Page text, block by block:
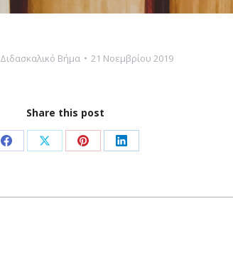
Διδασκαλικό Βήμα 21 Νοεμβρίου 2019
Share this post
Share
Facebook
Share
X
Share
Pinterest
Share
LinkedIn